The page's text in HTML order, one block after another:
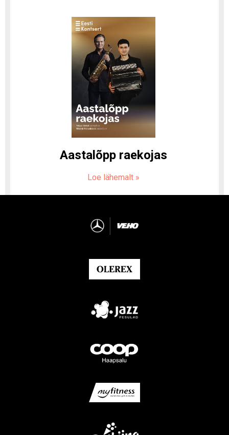
Aastalõpp raekojas
Loe lähemalt »